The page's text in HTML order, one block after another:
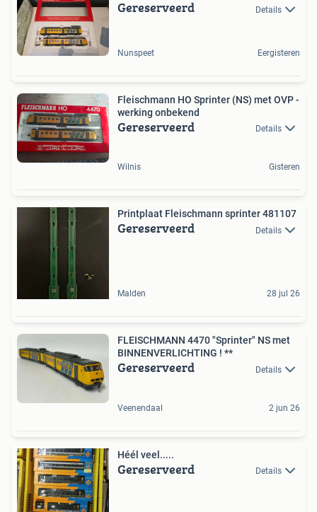
Gereserveerd Details
Nunspeet Eergisteren
Fleischmann HO Sprinter (NS) met OVP -
werking onbekend
Gereserveerd Details
Wilnis Gisteren
Printplaat Fleischmann sprinter 481107
Gereserveerd Details
Malden 28 jul 26
FLEISCHMANN 4470 "Sprinter" NS met
BINNENVERLICHTING ! **
Gereserveerd Details
Veenendaal 2 jun 26
Héél veel.....
Gereserveerd Details